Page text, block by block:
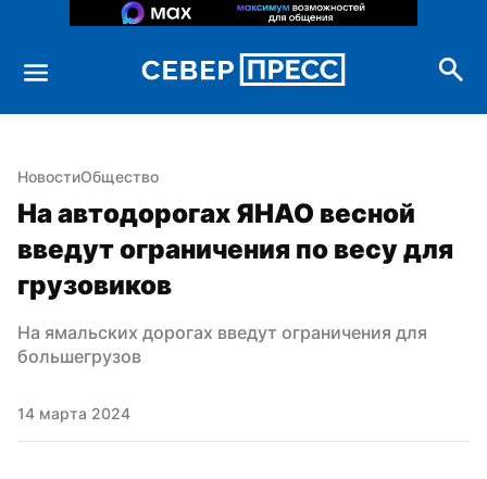
НовостиОбщество
На автодорогах ЯНАО весной
введут ограничения по весу для
грузовиков
На ямальских дорогах введут ограничения для
большегрузов
14 марта 2024